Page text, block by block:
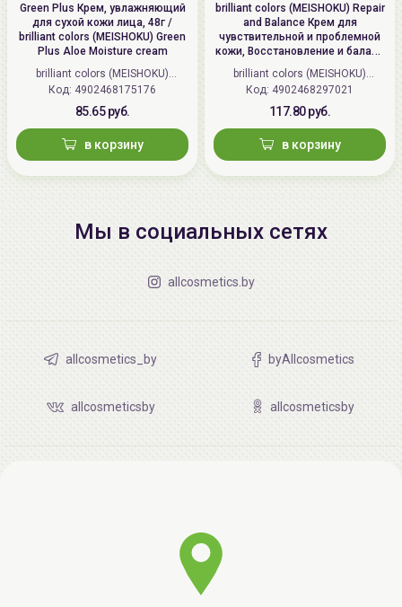
Green Plus Крем, увлажняющий
для сухой кожи лица, 48г /
brilliant colors (MEISHOKU) Green
Plus Aloe Moisture cream
brilliant colors (MEISHOKU)
(Япония)
Код: 4902468175176
85.65 руб.
в корзину
brilliant colors (MEISHOKU) Repair
and Balance Крем для
чувствительной и проблемной
кожи, Восстановление и баланс
| 45г | Repair and Balance Mild
Cream
brilliant colors (MEISHOKU)
(Япония)
Код: 4902468297021
117.80 руб.
в корзину
Мы в социальных сетях
allcosmetics.by
allcosmetics_by byAllcosmetics
allcosmeticsby allcosmeticsby